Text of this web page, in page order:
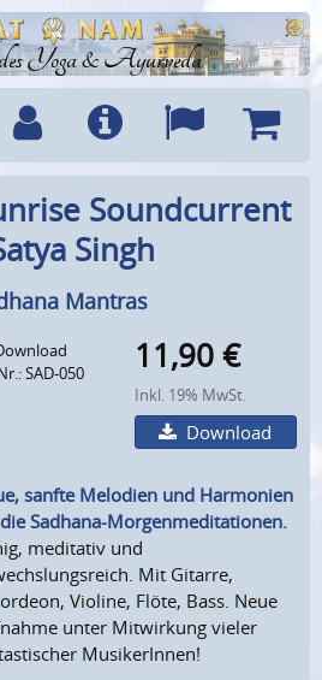
Yoga & Ayurveda
Info Sprachen
Soundcurrent
Singh
Mantras
SAD-050
11,90 €
Inkl. 19% MwSt.
Download
sanfte Melodien und Harmonien
Sadhana-Morgenmeditationen.
meditativ und
Mit Gitarre,
Violine, Flöte, Bass. Neue
unter Mitwirkung vieler
MusikerInnen!